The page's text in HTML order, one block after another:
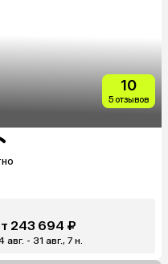
10
5 отзывов
243 694 ₽
авг. - 31 авг., 7 н.